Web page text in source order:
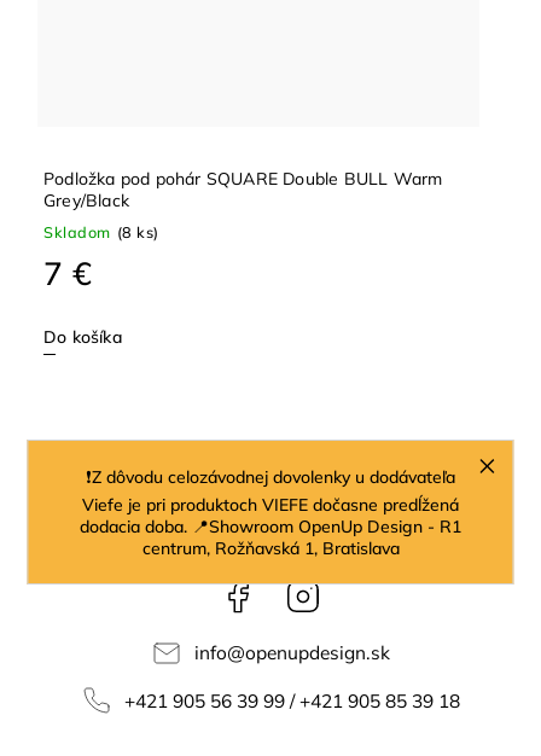
❗Z dôvodu celozávodnej dovolenky u dodávateľa
Viefe je pri produktoch VIEFE dočasne predĺžená
dodacia doba. 📍Showroom OpenUp Design - R1
centrum, Rožňavská 1, Bratislava
Podložka pod pohár SQUARE Double BULL Warm
Grey/Black
Skladom (8 ks)
7 €
Do košíka
FacebookInstagram
info@openupdesign.sk
+421 905 56 39 99 / +421 905 85 39 18